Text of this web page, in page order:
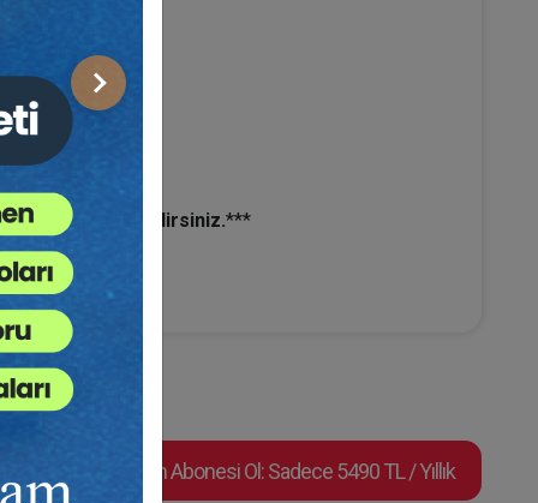
Sonraki
Yararlanabilirsiniz.***
Video Eğitim Abonesi Ol: Sadece 5490 TL / Yıllık